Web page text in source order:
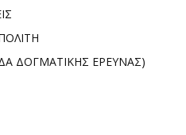
ΔΟΓΜΑΤΙΚΗΣ ΕΡΕΥΝΑΣ)